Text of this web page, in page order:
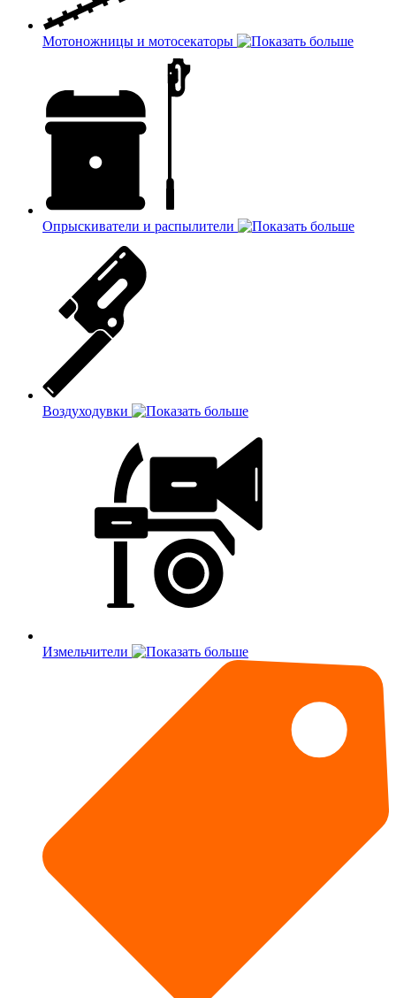
Мотоножницы и мотосекаторы
Опрыскиватели и распылители
Воздуходувки
Измельчители